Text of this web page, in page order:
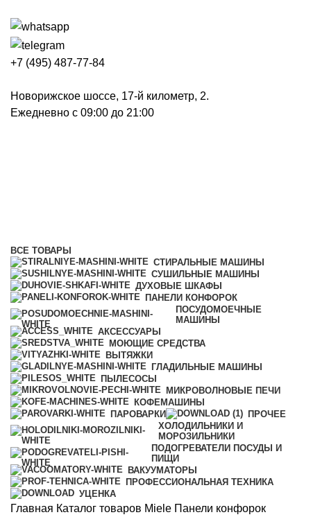
+7 (495) 487-77-84
Новорижское шоссе, 17-й километр, 2.
Ежедневно с 09:00 до 21:00
ВСЕ ТОВАРЫ
СТИРАЛЬНЫЕ МАШИНЫ
СУШИЛЬНЫЕ МАШИНЫ
ДУХОВЫЕ ШКАФЫ
ПАНЕЛИ КОНФОРОК
ПОСУДОМОЕЧНЫЕ
МАШИНЫ
АКСЕССУАРЫ
МОЮЩИЕ СРЕДСТВА
ВЫТЯЖКИ
ГЛАДИЛЬНЫЕ МАШИНЫ
ПЫЛЕСОСЫ
МИКРОВОЛНОВЫЕ ПЕЧИ
КОФЕМАШИНЫ
ПАРОВАРКИ
ПРОЧЕЕ
ХОЛОДИЛЬНИКИ И
МОРОЗИЛЬНИКИ
ПОДОГРЕВАТЕЛИ ПОСУДЫ И
ПИЩИ
ВАКУУМАТОРЫ
ПРОФЕССИОНАЛЬНАЯ ТЕХНИКА
УЦЕНКА
Главная Каталог товаров Miele Панели конфорок